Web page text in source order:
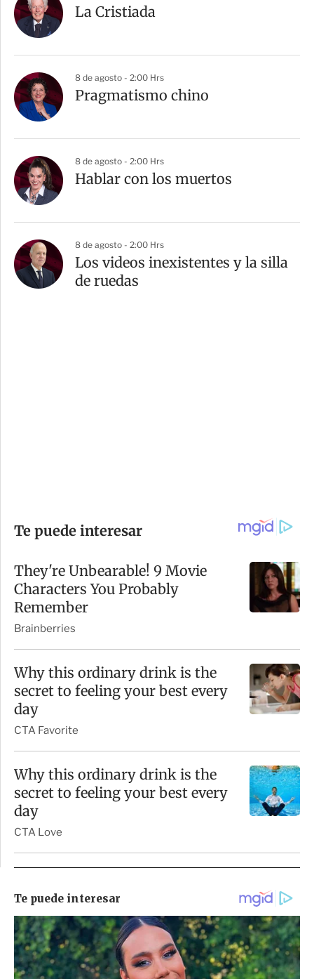
La Cristiada
8 de agosto - 2:00 Hrs
Pragmatismo chino
8 de agosto - 2:00 Hrs
Hablar con los muertos
8 de agosto - 2:00 Hrs
Los videos inexistentes y la silla
de ruedas